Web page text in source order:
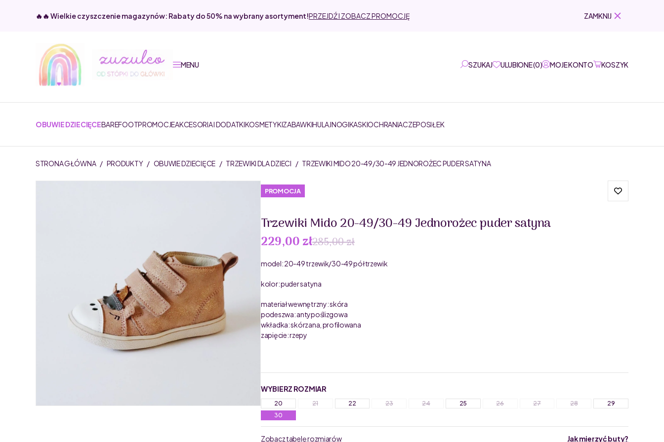
🔥🔥 Wielkie czyszczenie magazynów: Rabaty do 50% na wybrany asortyment!PRZEJDŹ I ZOBACZ PROMOCJĘ ZAMKNIJ
MENU SZUKAJ ULUBIONE(0) MOJE KONTO KOSZYK
OBUWIE DZIECIĘCEBAREFOOTPROMOCJEAKCESORIA I DODATKIKOSMETYKIZABAWKIHULAJNOGIKASKIOCHRANIACZEPOSIŁEK
STRONA GŁÓWNA / PRODUKTY / OBUWIE DZIECIĘCE / TRZEWIKI DLA DZIECI / TRZEWIKI MIDO 20-49/30-49 JEDNOROŻEC PUDER SATYNA
PROMOCJA
Trzewiki Mido 20-49/30-49 Jednorożec puder satyna
229,00 zł285,00 zł
model: 20-49 trzewik/30-49 półtrzewik
kolor: puder satyna
materiał wewnętrzny: skóra
podeszwa: antypoślizgowa
wkładka: skórzana, profilowana
zapięcie: rzepy
WYBIERZ ROZMIAR
20 21 22 23 24 25 26 27 28
29
30
Zobacz tabelę rozmiarów Jak mierzyć buty?